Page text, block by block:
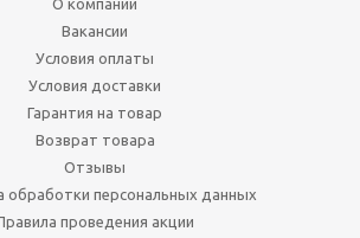
Вакансии
Условия оплаты
Условия доставки
Гарантия на товар
Возврат товара
Отзывы
обработки персональных данных
проведения акции